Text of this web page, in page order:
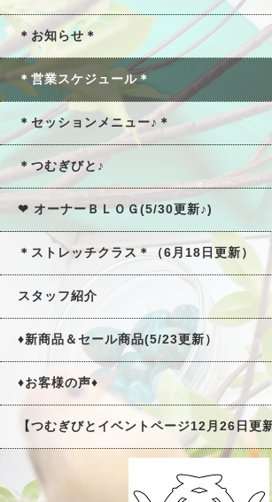
＊お知らせ＊
＊営業スケジュール＊
＊セッションメニュー♪＊
＊つむぎびと♪
❤ オーナーＢＬＯＧ(5/30更新♪)
＊ストレッチクラス＊（6月18日更新）
スタッフ紹介
♦新商品＆セール商品(5/23更新）
♦お客様の声♦
【つむぎびとイベントページ12月26日更新